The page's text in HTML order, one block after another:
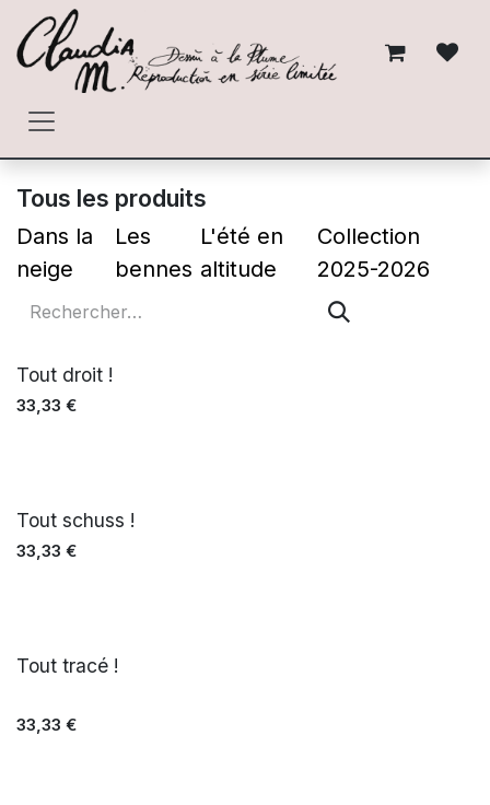
Se rendre au contenu
Tous les produits
Dans la
neige
Les
bennes
L'été en
altitude
Collection
2025-2026
Tout droit !
33,33 €
Tout schuss !
33,33 €
Tout tracé !
33,33 €